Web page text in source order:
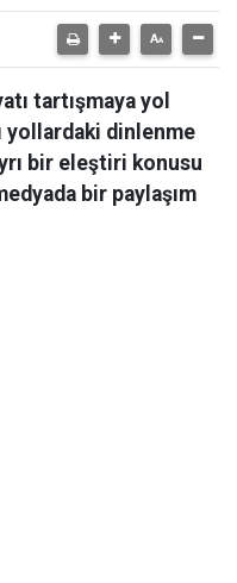
tartışmaya yol
yollardaki dinlenme
bir eleştiri konusu
bir paylaşım